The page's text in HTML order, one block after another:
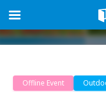
Offline Event